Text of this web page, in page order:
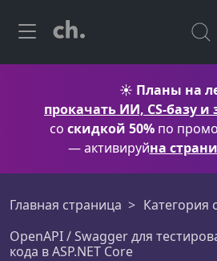
☀️ Планы на
прокачать ИИ, CS-базу
со скидкой 50% по
— активируйна
Главная страница
Категория
OpenAPI / Swagger для
кода в ASP.NET Core